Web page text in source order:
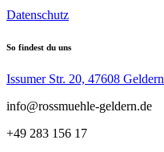
Datenschutz
So findest du uns
Issumer Str. 20, 47608 Geldern
info@rossmuehle-geldern.de
+49 283 156 17